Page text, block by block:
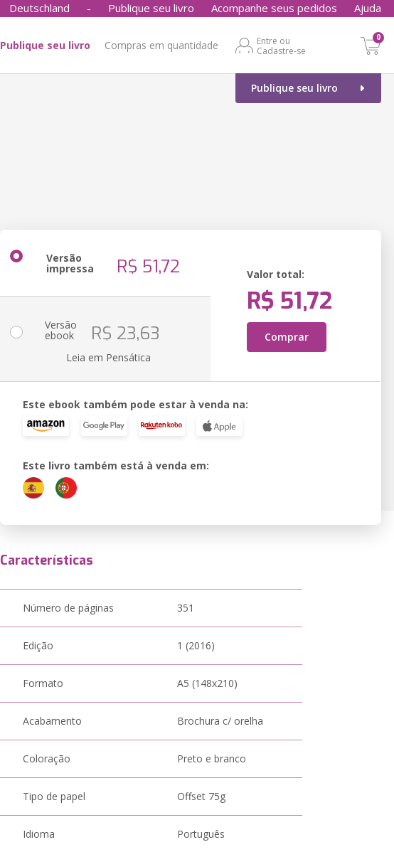
Deutschland - Publique seu livro Acompanhe seus pedidos Ajuda
Publique seu livro Compras em quantidade
Entre ou
Cadastre-se
0
Publique seu livro
Versão
impressa R$ 51,72 Valor total:
R$ 51,72
Comprar
Versão
ebook R$ 23,63
Leia em Pensática
Este ebook também pode estar à venda na:
Este livro também está à venda em:
Características
Número de páginas 351
Edição 1 (2016)
Formato A5 (148x210)
Acabamento Brochura c/ orelha
Coloração Preto e branco
Tipo de papel Offset 75g
Idioma Português